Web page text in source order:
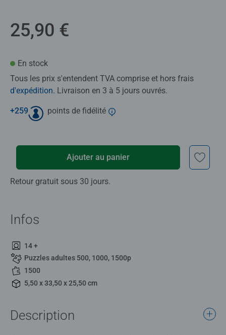
25,90 €
En stock
Tous les prix s'entendent TVA comprise et hors frais
d'expédition. Livraison en 3 à 5 jours ouvrés.
+259 points de fidélité
Ajouter au panier
Retour gratuit sous 30 jours.
Infos
14 +
Puzzles adultes 500, 1000, 1500p
1500
5,50 x 33,50 x 25,50 cm
Description